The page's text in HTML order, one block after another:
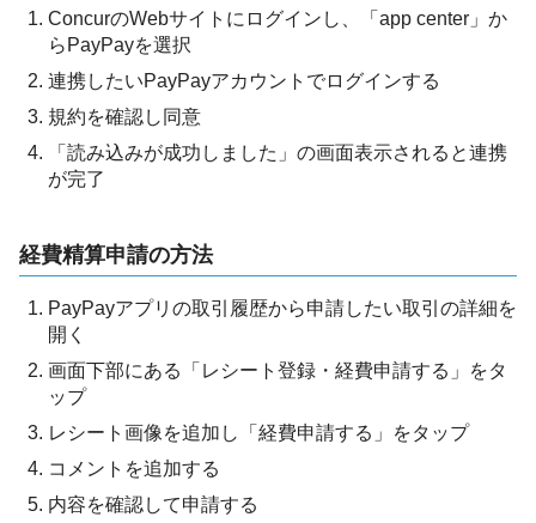
ConcurのWebサイトにログインし、「app center」か
らPayPayを選択
連携したいPayPayアカウントでログインする
規約を確認し同意
「読み込みが成功しました」の画面表示されると連携
が完了
経費精算申請の方法
PayPayアプリの取引履歴から申請したい取引の詳細を
開く
画面下部にある「レシート登録・経費申請する」をタ
ップ
レシート画像を追加し「経費申請する」をタップ
コメントを追加する
内容を確認して申請する